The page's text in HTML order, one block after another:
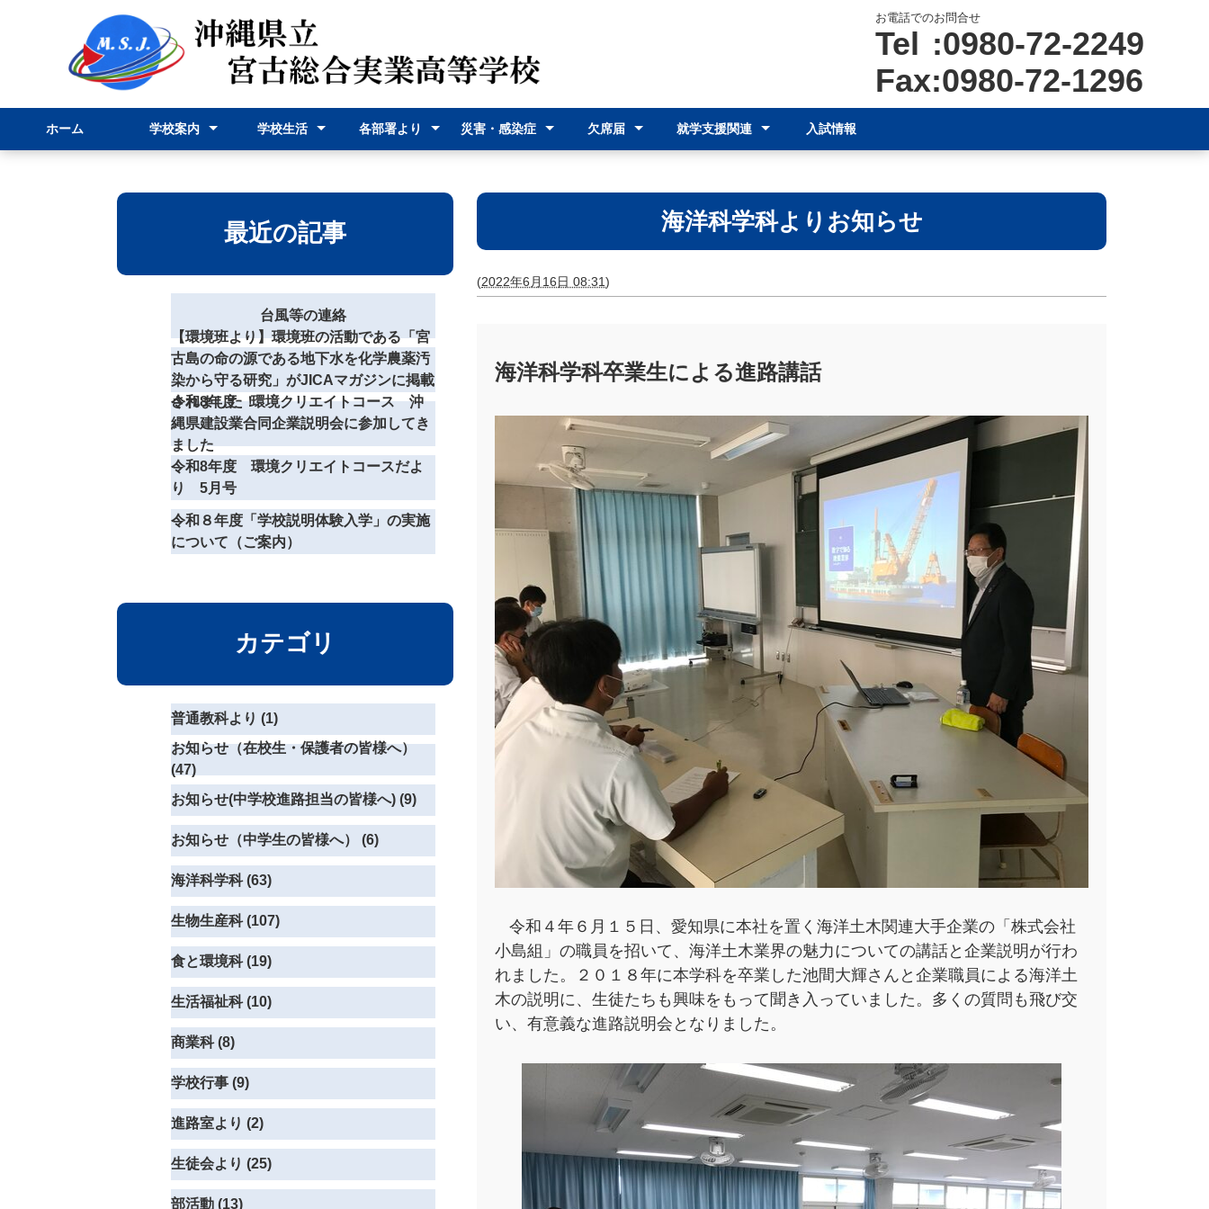
お電話でのお問合せ
Tel :0980-72-2249
Fax:0980-72-1296
ホーム 学校案内 学校生活 各部署より 災害・感染症 欠席届 就学支援関連 入試情報
海洋科学科よりお知らせ
(2022年6月16日 08:31)
海洋科学科卒業生による進路講話
令和４年６ 月１５日、愛知県に本社を置く海洋土木関連大手企業の「株式会社
小島組」の職員を招いて、海洋土木業界の魅力についての講話と企業説明が行わ
れました。２０１８年に本学科を卒業した池間大輝さんと企業職員による海洋土
木の説明に、生徒たちも興味をもって聞き入っていました。多くの質問も飛び交
い、有意義な進路説明会となりました。
最近の記事
台風等の連絡
【環境班より】環境班の活動である「宮
古島の命の源である地下水を化学農薬汚
染から守る研究」がJICAマガジンに掲載
されました！
令和8年度 環境クリエイトコース 沖
縄県建設業合同企業説明会に参加してき
ました
令和8年度 環境クリエイトコースだよ
り 5月号
令和８年度「学校説明体験入学」の実施
について（ご案内）
カテゴリ
普通教科より (1)
お知らせ（在校生・保護者の皆様へ）
(47)
お知らせ(中学校進路担当の皆様へ) (9)
お知らせ（中学生の皆様へ） (6)
海洋科学科 (63)
生物生産科 (107)
食と環境科 (19)
生活福祉科 (10)
商業科 (8)
学校行事 (9)
進路室より (2)
生徒会より (25)
部活動 (13)